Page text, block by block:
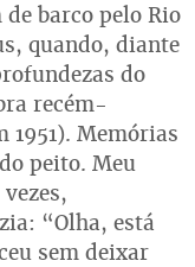
barco pelo Rio
quando, diante
do
recém-
1951). Memórias
peito. Meu
“Olha, está
sem deixar